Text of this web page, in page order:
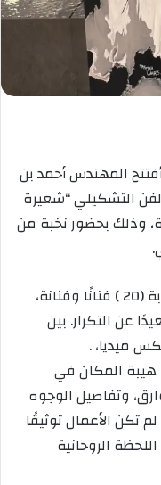
المهندس أحمد بن
التشكيلي “شعيرة
وذلك بحضور نخبة من
المعرض الذي يستمر (3 )أيام يجمع قرابة (20 ) فنانًا وفنانة،
عن التكرار. بين
ميديا، .
هيبة المكان في
وتفاصيل الوجوه
تكن الأعمال توثيقًا
الروحانية